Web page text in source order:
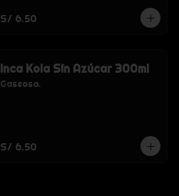
S/ 6.50
Inca Kola Sin Azúcar 300ml
Gaseosa.
S/ 6.50